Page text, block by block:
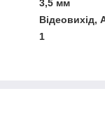
3,5 мм
Відеовихід,
1